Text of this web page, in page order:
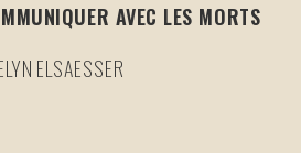
AVEC LES MORTS
ELSAESSER